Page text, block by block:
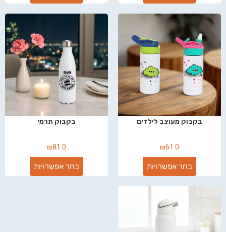
בקבוק מעוצב לילדים
₪61.0
בחר אפשרויות
בקבוק תרמי
₪81.0
בחר אפשרויות